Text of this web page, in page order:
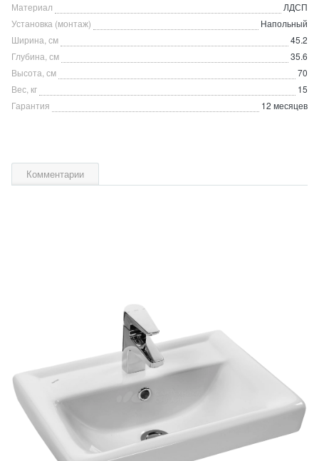
Материал
ЛДСП
Установка (монтаж)
Напольный
Ширина, см
45.2
Глубина, см
35.6
Высота, см
70
Вес, кг
15
Гарантия
12 месяцев
Комментарии